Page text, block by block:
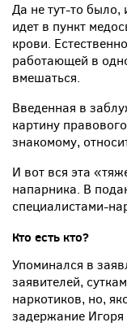
Да не тут-то было,
идет в пункт
крови.
работающей в
вмешаться.
Введенная в
картину
знакомому,
И вот вся эта
напарника. В
специалистами-
Кто есть кто?
Упоминался в
заявителей,
наркотиков, но,
задержание